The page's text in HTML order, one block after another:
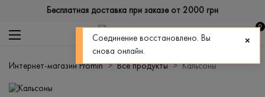
Бесплатная доставка при заказе от 2000 грн
0
Интернет-магазин Promin Все продукты Кальсоны
Соединение восстановлено. Вы
снова онлайн.